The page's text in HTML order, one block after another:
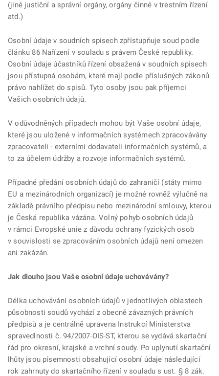
(jiné justiční a správní orgány, orgány činné v trestním řízení
atd.)
Osobní údaje v soudních spisech zpřístupňuje soud podle
článku 86 Nařízení v souladu s právem České republiky.
Osobní údaje účastníků řízení obsažená v soudních spisech
jsou přístupná osobám, které mají podle příslušných zákonů
právo nahlížet do spisů. Tyto osoby jsou pak příjemci
Vašich osobních údajů.
V odůvodněných případech mohou být Vaše osobní údaje,
které jsou uložené v informačních systémech zpracovávány
zpracovateli - externími dodavateli informačních systémů, a
to za účelem údržby a rozvoje informačních systémů.
Případné předání osobních údajů do zahraničí (státy mimo
EU a mezinárodních organizací) je možné rovněž výlučně na
základě právního předpisu nebo mezinárodní smlouvy, kterou
je Česká republika vázána. Volný pohyb osobních údajů
v rámci Evropské unie z důvodu ochrany fyzických osob
v souvislosti se zpracováním osobních údajů není omezen
ani zakázán.
Jak dlouho jsou Vaše osobní údaje uchovávány?
Délka uchovávání osobních údajů v jednotlivých oblastech
působnosti soudů vychází z obecně závazných právních
předpisů a je centrálně upravena Instrukcí Ministerstva
spravedlnosti č. 94/2007-OIS-ST, kterou se vydává skartační
řád pro okresní, krajské a vrchní soudy. Po uplynutí skartační
lhůty jsou písemnosti obsahující osobní údaje následující
rok zahrnuty do skartačního řízení v souladu s ust. § 8 zák.